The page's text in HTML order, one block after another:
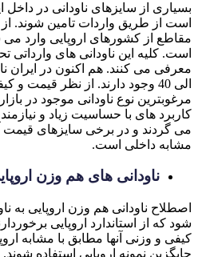
بسیاری از سایزهای ناودانی در داخل
است از طریق واردات تامین شوند.
است. کلیه این ناودانی های وارداتی
الی 40 وجود دارند. از نظر قیمت و
مرغوبترین نوع ناودانی موجود در
کاربرد های با حساسیت زیاد و
مشابه داخلی است.
ناودانی های هم وزن
اصطلاح ناودانی هم وزن اروپایی به
شود که از استاندارد اروپایی
کیفی و وزنی آنها مطابق با مشابه
جایگزین نمونه اروپایی استفاده